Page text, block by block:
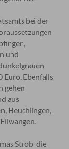
bei der
und
Euro. Ebenfalls
gehen
aus
Heuchlingen,
Strobl die